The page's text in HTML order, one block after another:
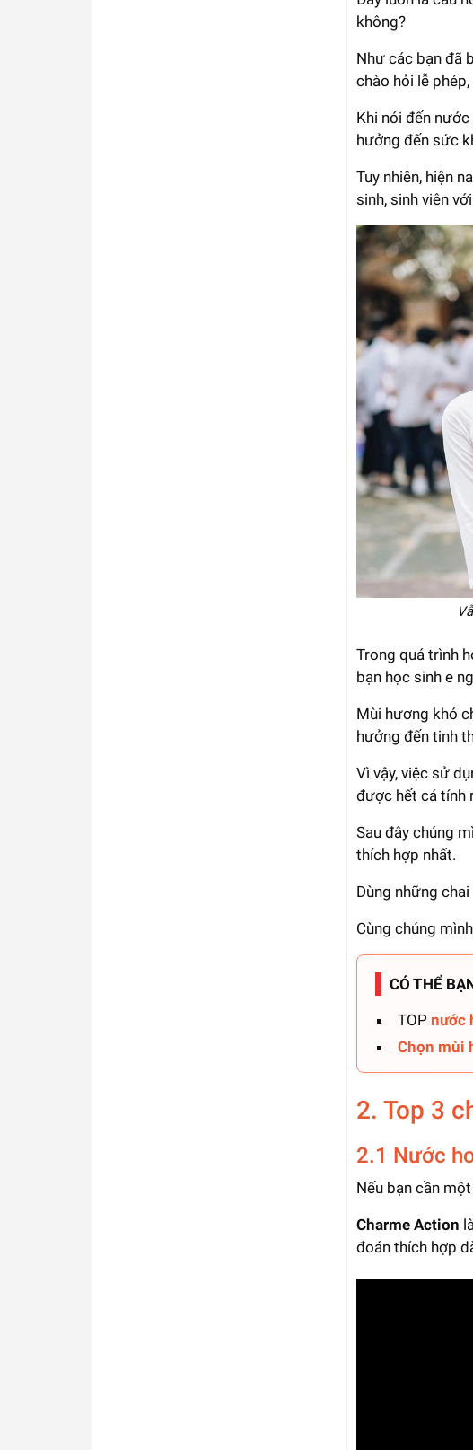
không?
Như các bạn đã
chào hỏi lễ
Khi nói đến
hưởng đến sức
Tuy nhiên, hiện
sinh, sinh viên
Trong quá trình
bạn học sinh e
Mùi hương khó
hưởng đến tinh
Vì vậy, việc sử
được hết cá tính
Sau đây chúng
thích hợp nhất.
Dùng những
Cùng chúng
CÓ THỂ
TOPnước
Chọn mùi
2. Top 3
2.1 Nước
Nếu bạn cần
Charme Action
đoán thích hợp